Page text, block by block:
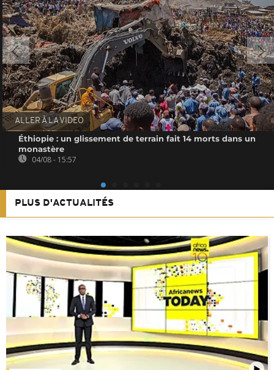
ALLER À LA VIDEO
Éthiopie : un glissement de terrain fait 14 morts dans un
monastère
04/08 - 15:57
PLUS D'ACTUALITÉS